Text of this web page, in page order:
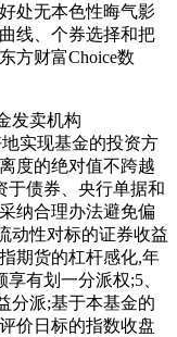
处无本色性晦气影
线、个券选择和把
方财富Choice数
发卖机构
实现基金的投资方
度的绝对值不跨越
于债券、央行单据和
纳合理办法避免偏
动性对标的证券收益
期货的杠杆感化,年
有划一分派权;5、
分派;基于本基金的
价日标的指数收盘